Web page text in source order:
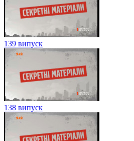
139 випуск
138 випуск